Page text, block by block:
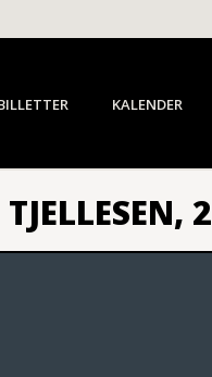
KALENDER